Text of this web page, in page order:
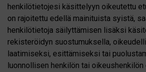
henkilötietojesi käsittelyyn oikeutettu
on rajoitettu edellä mainituista syistä,
henkilötietoja säilyttämisen lisäksi
rekisteröidyn suostumuksella,
laatimiseksi, esittämiseksi tai
luonnollisen henkilön tai